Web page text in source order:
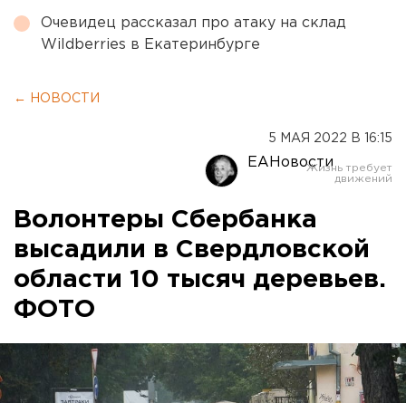
Очевидец рассказал про атаку на склад
Wildberries в Екатеринбурге
← НОВОСТИ
5 МАЯ 2022 В 16:15
ЕАНовости
Волонтеры Сбербанка
высадили в Свердловской
области 10 тысяч деревьев.
ФОТО